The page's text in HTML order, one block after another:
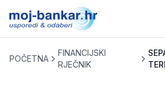
POČETNA
FINANCIJSKI
RJEČNIK